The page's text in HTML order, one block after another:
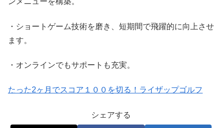
・ショートゲーム技術を磨き、短期間で飛躍的に向上させ
ます。
・オンラインでもサポートも充実。
たった2ヶ月でスコア１００を切る！ライザップゴルフ
シェアする